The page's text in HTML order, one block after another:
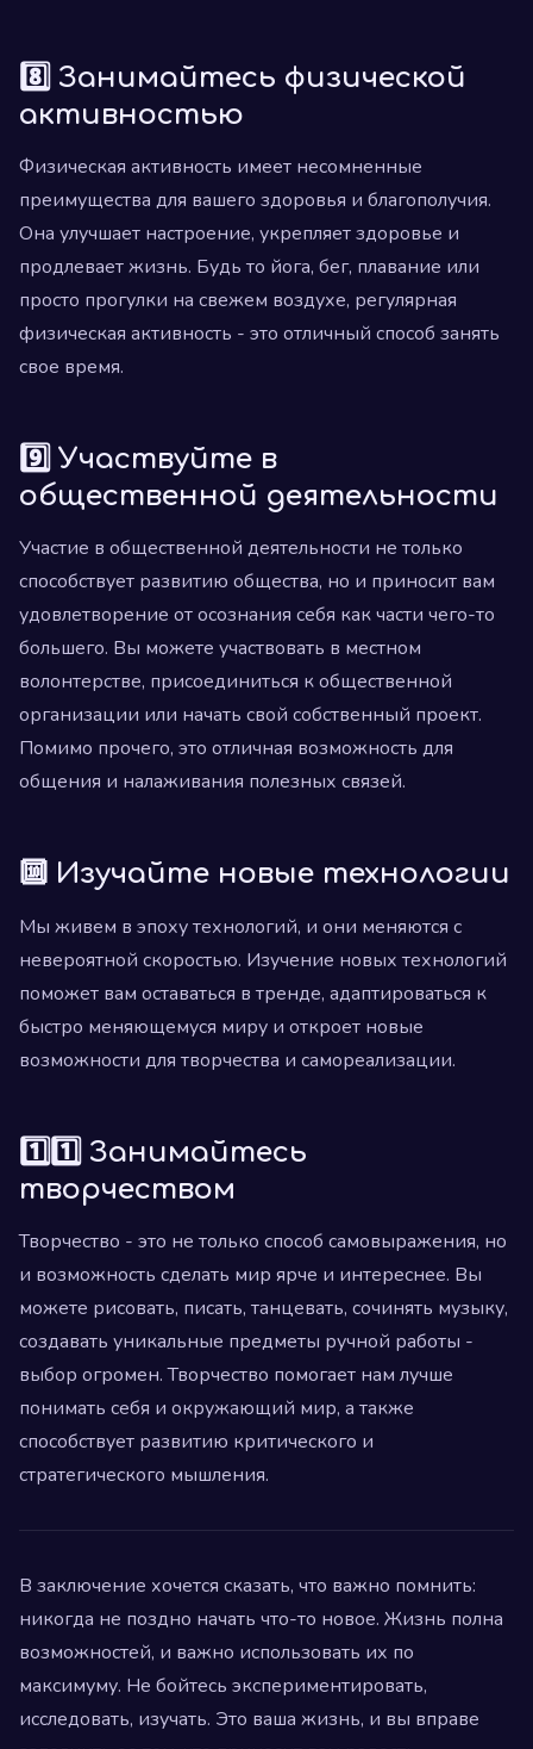
8️⃣ Занимайтесь физической
активностью
Физическая активность имеет несомненные
преимущества для вашего здоровья и благополучия.
Она улучшает настроение, укрепляет здоровье и
продлевает жизнь. Будь то йога, бег, плавание или
просто прогулки на свежем воздухе, регулярная
физическая активность - это отличный способ занять
свое время.
9️⃣ Участвуйте в
общественной деятельности
Участие в общественной деятельности не только
способствует развитию общества, но и приносит вам
удовлетворение от осознания себя как части чего-то
большего. Вы можете участвовать в местном
волонтерстве, присоединиться к общественной
организации или начать свой собственный проект.
Помимо прочего, это отличная возможность для
общения и налаживания полезных связей.
🔟 Изучайте новые технологии
Мы живем в эпоху технологий, и они меняются с
невероятной скоростью. Изучение новых технологий
поможет вам оставаться в тренде, адаптироваться к
быстро меняющемуся миру и откроет новые
возможности для творчества и самореализации.
1️⃣1️⃣ Занимайтесь
творчеством
Творчество - это не только способ самовыражения, но
и возможность сделать мир ярче и интереснее. Вы
можете рисовать, писать, танцевать, сочинять музыку,
создавать уникальные предметы ручной работы -
выбор огромен. Творчество помогает нам лучше
понимать себя и окружающий мир, а также
способствует развитию критического и
стратегического мышления.
В заключение хочется сказать, что важно помнить:
никогда не поздно начать что-то новое. Жизнь полна
возможностей, и важно использовать их по
максимуму. Не бойтесь экспериментировать,
исследовать, изучать. Это ваша жизнь, и вы вправе